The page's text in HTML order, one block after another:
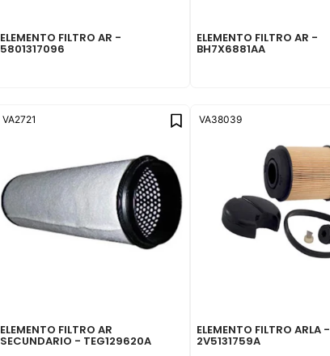
ELEMENTO FILTRO AR -
5801317096
ELEMENTO FILTRO AR -
BH7X6881AA
ELEMENTO FILTRO AR
SECUNDARIO - TEG129620A
VA2721
ELEMENTO FILTRO ARLA -
2V5131759A
VA38039